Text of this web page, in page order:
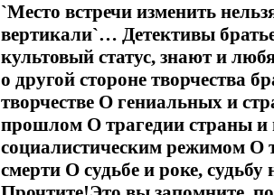
`Место встречи изменить
вертикали`… Детективы
культовый статус, знают и
о другой стороне творчества
творчестве О гениальных и
прошлом О трагедии страны и
социалистическим режимом О
смерти О судьбе и роке,